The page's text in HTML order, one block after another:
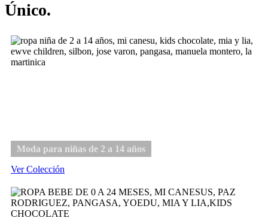
Único.
Moda para niñas de 2 a 14 años
Ver Colección